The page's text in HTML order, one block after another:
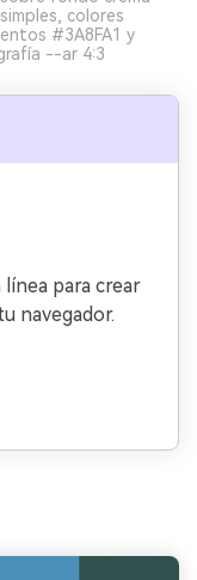
colores
#3A8FA1 y
--ar 4:3
línea para crear
navegador.